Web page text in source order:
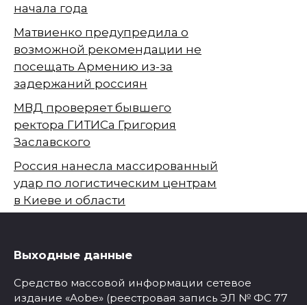
начала года
Матвиенко предупредила о
возможной рекомендации не
посещать Армению из-за
задержаний россиян
МВД проверяет бывшего
ректора ГИТИСа Григория
Заславского
Россия нанесла массированный
удар по логистическим центрам
в Киеве и области
Выходные данные
Средство массовой информации сетевое
издание «Aobe» (реестровая запись ЭЛ № ФС 77